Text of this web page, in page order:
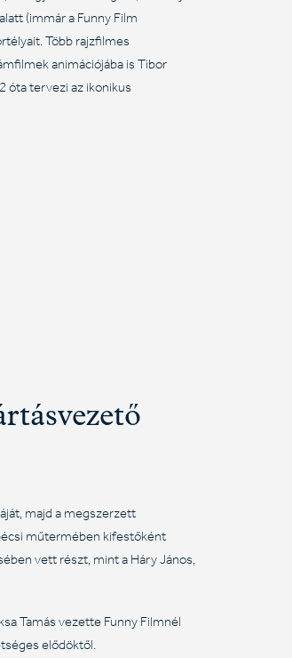
(immár a Funny Film
Több rajzfilmes
animációjába is Tibor
óta tervezi az ikonikus
majd a megszerzett
műtermében kifestőként
vett részt, mint a Háry János,
Tamás vezette Funny Filmnél
elődöktől.